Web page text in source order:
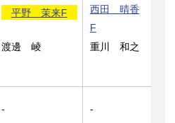
平野 茉来F
渡邊 崚
西田 晴香
F
重川 和之
- -